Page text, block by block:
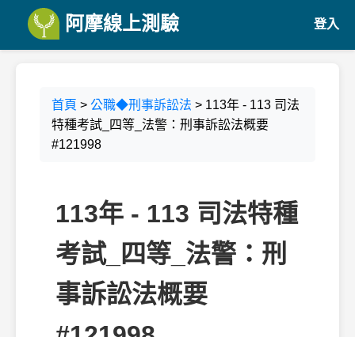
阿摩線上測驗 登入
首頁 > 公職◆刑事訴訟法 > 113年 - 113 司法
特種考試_四等_法警：刑事訴訟法概要
#121998
113年 - 113 司法特種
考試_四等_法警：刑
事訴訟法概要